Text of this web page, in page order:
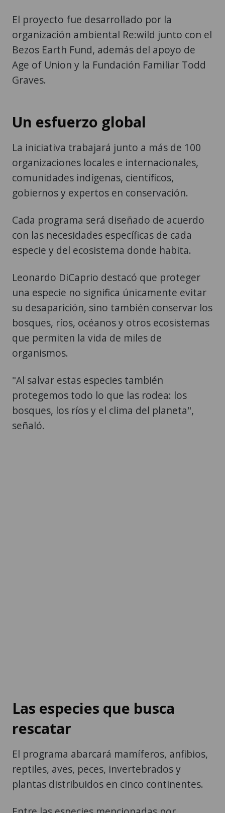
El proyecto fue desarrollado por la
organización ambiental Re:wild junto con el
Bezos Earth Fund, además del apoyo de
Age of Union y la Fundación Familiar Todd
Graves.
Un esfuerzo global
La iniciativa trabajará junto a más de 100
organizaciones locales e internacionales,
comunidades indígenas, científicos,
gobiernos y expertos en conservación.
Cada programa será diseñado de acuerdo
con las necesidades específicas de cada
especie y del ecosistema donde habita.
Leonardo DiCaprio destacó que proteger
una especie no significa únicamente evitar
su desaparición, sino también conservar los
bosques, ríos, océanos y otros ecosistemas
que permiten la vida de miles de
organismos.
"Al salvar estas especies también
protegemos todo lo que las rodea: los
bosques, los ríos y el clima del planeta",
señaló.
Las especies que busca
rescatar
El programa abarcará mamíferos, anfibios,
reptiles, aves, peces, invertebrados y
plantas distribuidos en cinco continentes.